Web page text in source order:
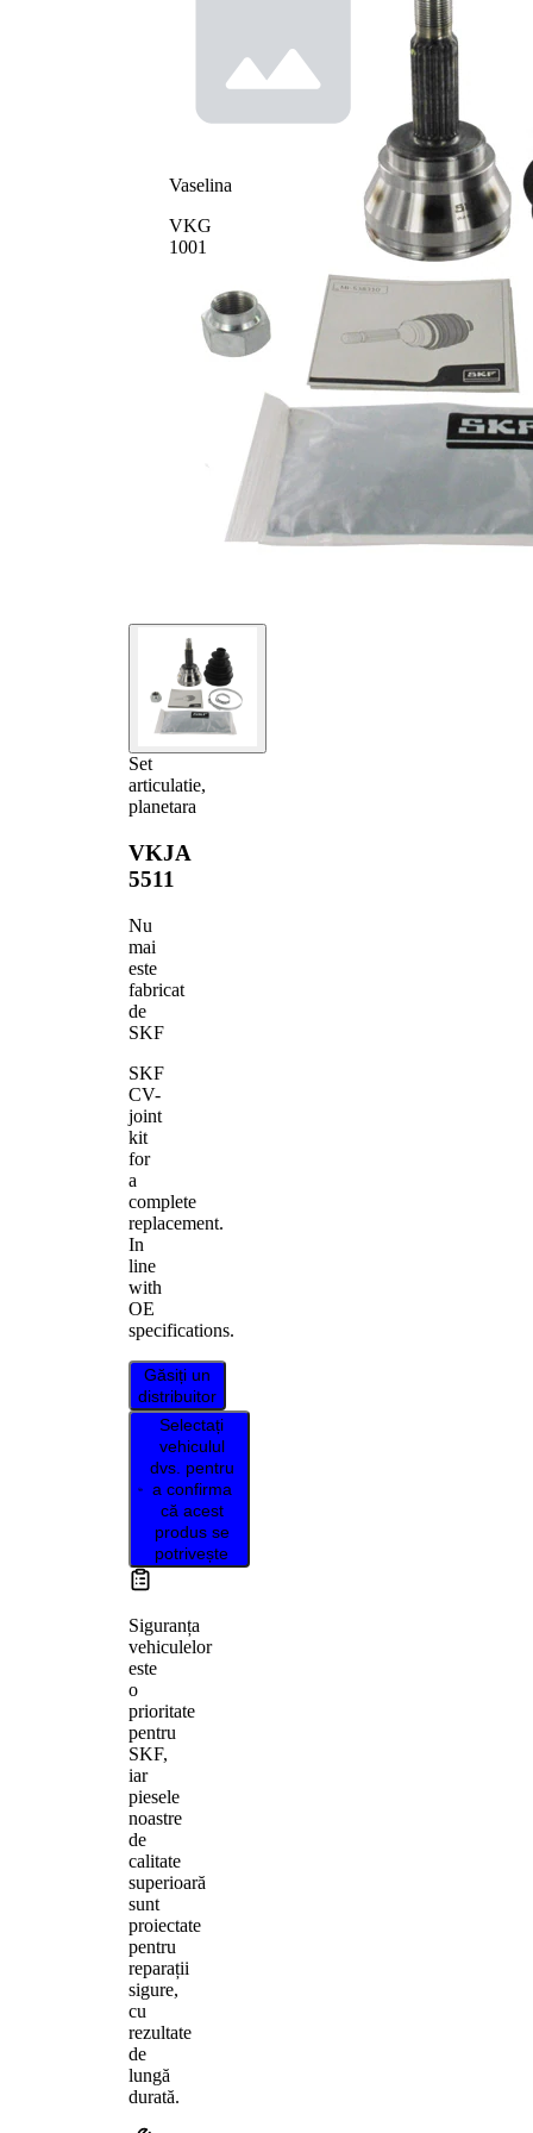
Set
articulatie,
planetara
VKJA
5511
Nu
mai
este
fabricat
de
SKF
SKF
CV-
joint
kit
for
a
complete
replacement.
In
line
with
OE
specifications.
Găsiți un
distribuitor
Selectați
vehiculul
dvs. pentru
a confirma
că acest
produs se
potrivește
Siguranța
vehiculelor
este
o
prioritate
pentru
SKF,
iar
piesele
noastre
de
calitate
superioară
sunt
proiectate
pentru
reparații
sigure,
cu
rezultate
de
lungă
durată.
55 mm
Vaselina
VKG
1001